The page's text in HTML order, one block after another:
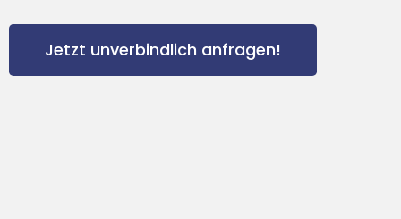
Jetzt unverbindlich anfragen!